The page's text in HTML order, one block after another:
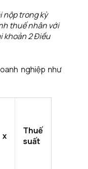
nộp trong kỳ
thuế nhân với
khoản 2 Điều
nghiệp như
x
Thuế
suất